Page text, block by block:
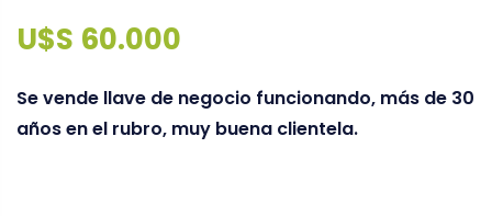
U$S 60.000
Se vende llave de negocio funcionando, más de 30
años en el rubro, muy buena clientela.